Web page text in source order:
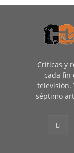
Críticas y
cada fin
televisión.
séptimo